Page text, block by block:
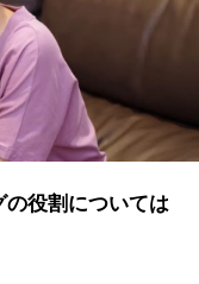
役割については